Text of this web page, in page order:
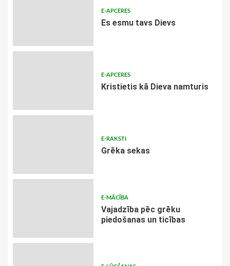
E-APCERES
Es esmu tavs Dievs
E-APCERES
Kristietis kā Dieva namturis
E-RAKSTI
Grēka sekas
E-MĀCĪBA
Vajadzība pēc grēku
piedošanas un ticības